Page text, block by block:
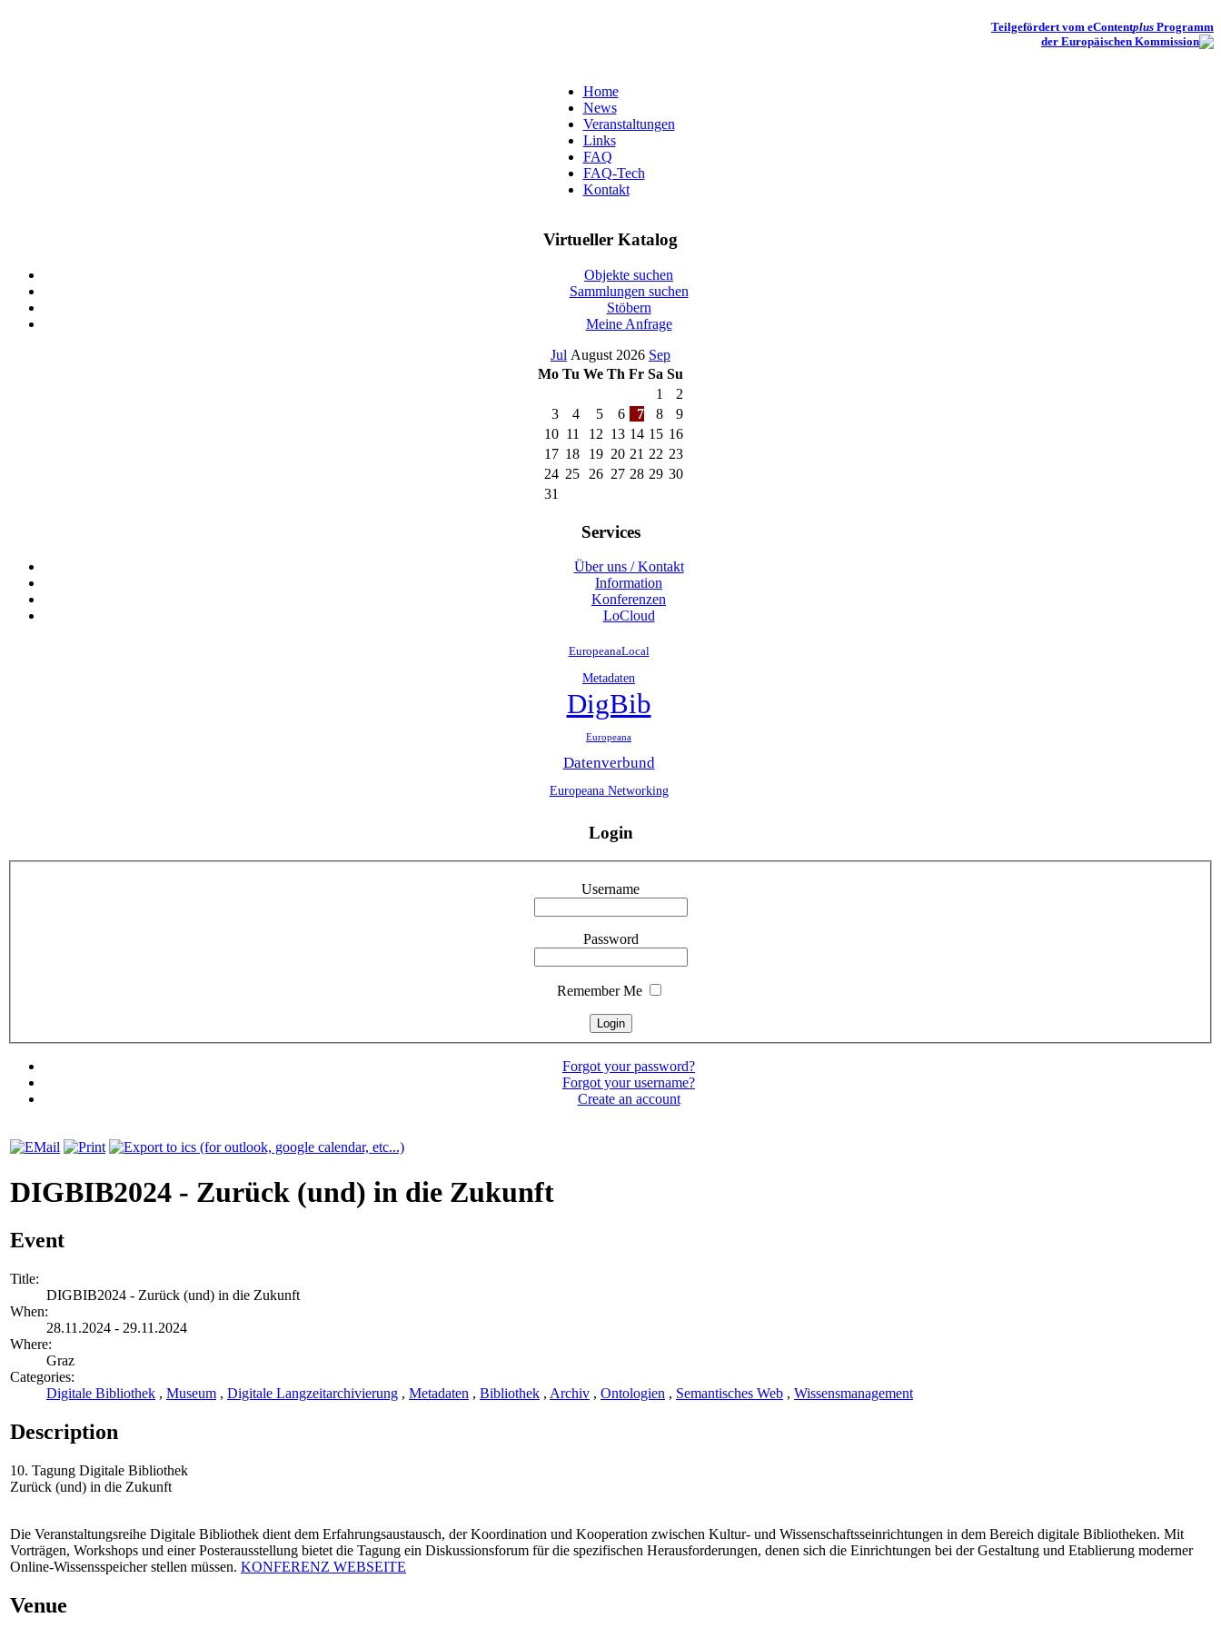
Teilgefördert vom eContentplus Programm
der Europäischen Kommission
Home
News
Veranstaltungen
Links
FAQ
FAQ-Tech
Kontakt
Virtueller Katalog
Objekte suchen
Sammlungen suchen
Stöbern
Meine Anfrage
Jul August 2026 Sep
Mo Tu We Th Fr Sa Su
1
2
3
4 5 6 7 8
9
10 11 12 13 14 15 16
17 18 19 20 21 22 23
24 25 26 27 28 29 30
31
Services
Über uns / Kontakt
Information
Konferenzen
LoCloud
EuropeanaLocal
Metadaten
DigBib
Europeana
Datenverbund
Europeana Networking
Login
Username
Password
Remember Me
Forgot your password?
Forgot your username?
Create an account
DIGBIB2024 - Zurück (und) in die Zukunft
Event
Title:
DIGBIB2024 - Zurück (und) in die Zukunft
When:
28.11.2024 - 29.11.2024
Where:
Graz
Categories:
Digitale Bibliothek , Museum , Digitale Langzeitarchivierung , Metadaten , Bibliothek , Archiv , Ontologien , Semantisches Web , Wissensmanagement
Description
10. Tagung Digitale Bibliothek
Zurück (und) in die Zukunft
Die Veranstaltungsreihe Digitale Bibliothek dient dem Erfahrungsaustausch, der Koordination und Kooperation zwischen Kultur- und Wissenschaftsseinrichtungen in dem Bereich digitale Bibliotheken. Mit
Vorträgen, Workshops und einer Posterausstellung bietet die Tagung ein Diskussionsforum für die spezifischen Herausforderungen, denen sich die Einrichtungen bei der Gestaltung und Etablierung moderner
Online-Wissensspeicher stellen müssen. KONFERENZ WEBSEITE
Venue